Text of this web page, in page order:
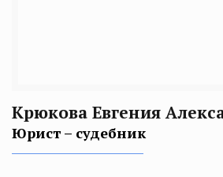
Крюкова Евгения
Юрист – судебник